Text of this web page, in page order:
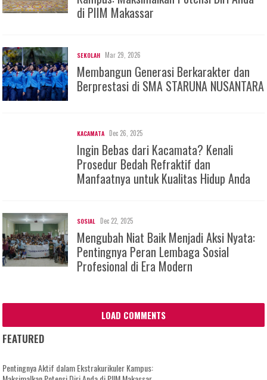
di PIIM Makassar
SEKOLAH Mar 29, 2026
Membangun Generasi Berkarakter dan
Berprestasi di SMA STARUNA NUSANTARA
KACAMATA Dec 26, 2025
Ingin Bebas dari Kacamata? Kenali
Prosedur Bedah Refraktif dan
Manfaatnya untuk Kualitas Hidup Anda
SOSIAL Dec 22, 2025
Mengubah Niat Baik Menjadi Aksi Nyata:
Pentingnya Peran Lembaga Sosial
Profesional di Era Modern
LOAD COMMENTS
FEATURED
Pentingnya Aktif dalam Ekstrakurikuler Kampus: